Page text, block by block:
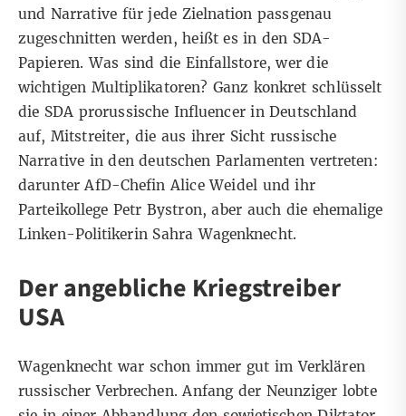
und Narrative für jede Zielnation passgenau
zugeschnitten werden, heißt es in den SDA-
Papieren. Was sind die Einfallstore, wer die
wichtigen Multiplikatoren? Ganz konkret schlüsselt
die SDA prorussische Influencerin Deutschland
auf, Mitstreiter, die aus ihrer Sicht russische
Narrative in den deutschen Parlamenten vertreten:
darunter AfD-Chefin Alice Weidel und ihr
Parteikollege Petr Bystron, aber auch die ehemalige
Linken-Politikerin Sahra Wagenknecht.
Der angebliche Kriegstreiber
USA
Wagenknecht war schon immer gut im Verklären
russischer Verbrechen. Anfang der Neunziger lobte